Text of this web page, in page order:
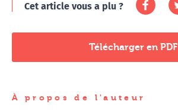
Cet article vous a plu ?
Télécharger en PDF
À propos de l'auteur